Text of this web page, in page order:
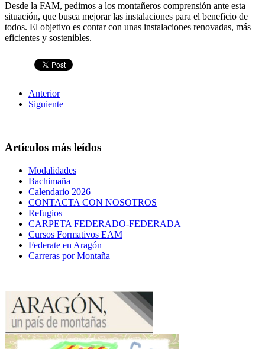
Desde la FAM, pedimos a los montañeros comprensión ante esta
situación, que busca mejorar las instalaciones para el beneficio de
todos. El objetivo es contar con unas instalaciones renovadas, más
eficientes y sostenibles.
Anterior
Siguiente
Artículos más leídos
Modalidades
Bachimaña
Calendario 2026
CONTACTA CON NOSOTROS
Refugios
CARPETA FEDERADO-FEDERADA
Cursos Formativos EAM
Federate en Aragón
Carreras por Montaña